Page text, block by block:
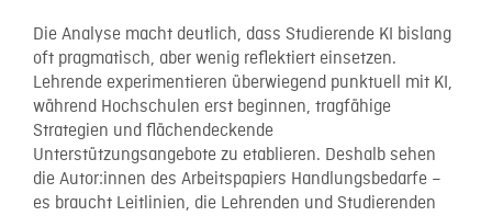
Die Analyse macht deutlich, dass Studierende KI bislang
oft pragmatisch, aber wenig reflektiert einsetzen.
Lehrende experimentieren überwiegend punktuell mit KI,
während Hochschulen erst beginnen, tragfähige
Strategien und flächendeckende
Unterstützungsangebote zu etablieren. Deshalb sehen
die Autor:innen des Arbeitspapiers Handlungsbedarfe –
es braucht Leitlinien, die Lehrenden und Studierenden